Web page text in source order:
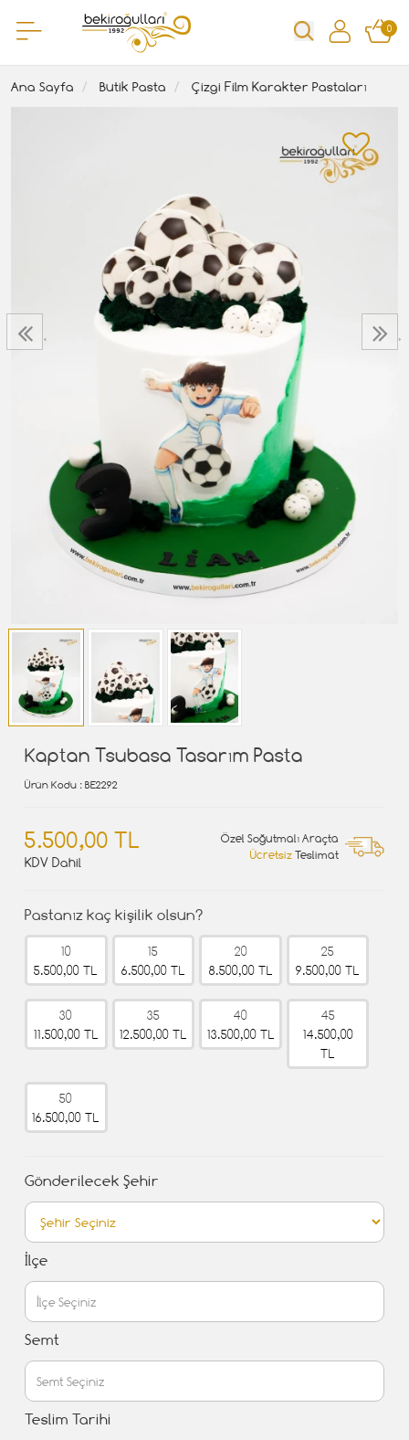
0
Ana Sayfa Butik Pasta Çizgi Film Karakter Pastaları
‹ ›
Kaptan Tsubasa Tasarım Pasta
Ürün Kodu : BE2292
5.500,00 TL
KDV Dahil
Özel Soğutmalı Araçta
Ücretsiz Teslimat
Pastanız kaç kişilik olsun?
10
5.500,00 TL
15
6.500,00 TL
20
8.500,00 TL
25
9.500,00 TL
30
11.500,00 TL
35
12.500,00 TL
40
13.500,00 TL
45
14.500,00
TL
50
16.500,00 TL
Gönderilecek Şehir
İlçe
Semt
Teslim Tarihi